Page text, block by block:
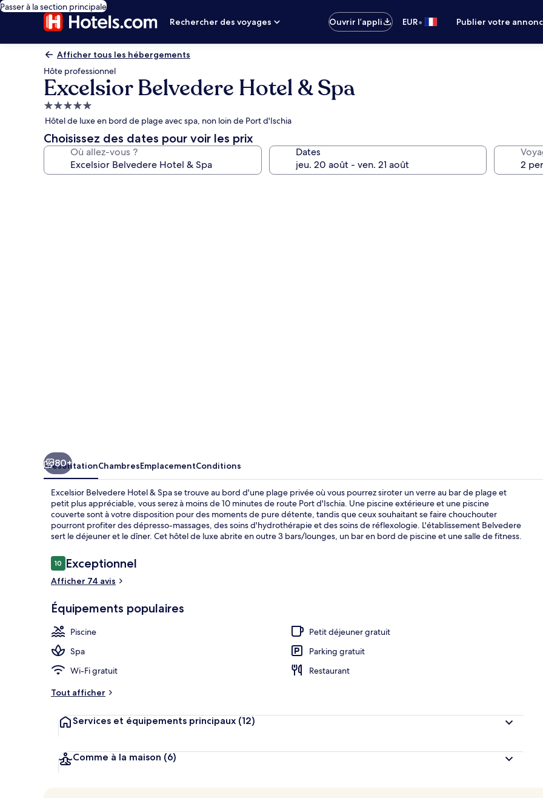
Passer à la section principale
Rechercher des voyages
Ouvrir l’appli EUR• Publier votre
Afficher tous les hébergements
Hôte professionnel
Excelsior Belvedere Hotel & Spa
Hébergement
5.0 étoiles
Hôtel de luxe en bord de plage avec spa, non loin de Port d'Ischia
Choisissez des dates pour voir les prix
Où allez-vous ? Dates
Petit
80+
PrésentationChambresEmplacementConditions
Excelsior Belvedere Hotel & Spa se trouve au bord d'une plage privée où vous pourrez siroter un verre au bar de plage et
petit plus appréciable, vous serez à moins de 10 minutes de route Port d'Ischia. Une piscine extérieure et une piscine
couverte sont à votre disposition pour des moments de pure détente, tandis que ceux souhaitant se faire chouchouter
pourront profiter des dépresso-massages, des soins d'hydrothérapie et des soins de réflexologie. L'établissement Belvedere
sert le déjeuner et le dîner. Cet hôtel de luxe abrite en outre 3 bars/lounges, un bar en bord de piscine et une salle de fitness.
Avis
voyageurs
1010 sur 10
Exceptionnel
Afficher 74 avis
Équipements populaires
Piscine
Petit déjeuner gratuit
Spa
Parking gratuit
Wi-Fi gratuit
Restaurant
Tout afficher
Services et équipements principaux (12)
Comme à la maison (6)